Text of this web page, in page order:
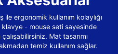
ergonomik kullanım kolaylığı
- mouse seti sayesinde
Mat tasarımı
temiz kullanım sağlar.